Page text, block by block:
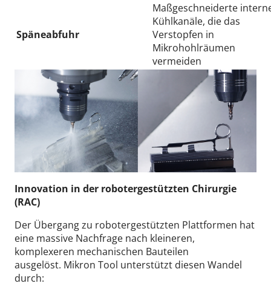
Späneabfuhr
Maßgeschneiderte
Kühlkanäle, die das
Verstopfen in
Mikrohohlräumen
vermeiden
Innovation in der robotergestützten Chirurgie
(RAC)
Der Übergang zu robotergestützten Plattformen hat
eine massive Nachfrage nach kleineren,
komplexeren mechanischen Bauteilen
ausgelöst. Mikron Tool unterstützt diesen Wandel
durch: